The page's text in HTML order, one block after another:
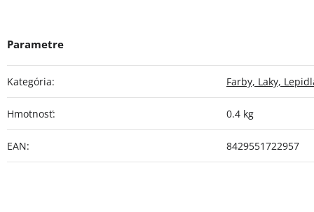
Kategória: Farby, Laky,
Hmotnosť: 0.4 kg
EAN: 8429551722957